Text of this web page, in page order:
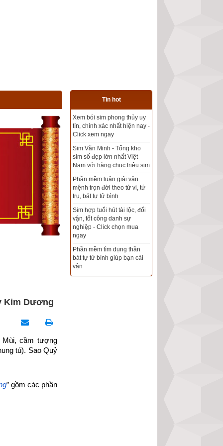
Kim Dương
cầm tượng
tú). Sao Quỷ
” gồm các phần
Tin hot
Tổng kho sim phong thủy -
Sim hợp tuổi - Sim hợp
Xem bói sim phong thủy
theo khoa học tử vi, tứ trụ
chính xác nhất
Mua sim Thần tài, Thần tài
theo bạn! Giao sim miễn phí
Xem ngày đẹp - chọn ngày
tốt khởi sự theo kinh dịch
chính xác nhất
Tổng Kho Sim Năm sinh 0x -
9x - 8x -7x -6x giá rẻ nhất thị
trường - Click xem ngay